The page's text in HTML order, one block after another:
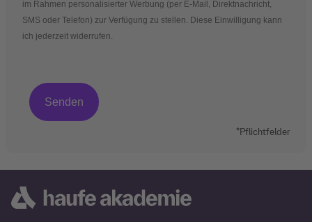
im Rahmen personalisierter Werbung (per E-Mail, Direktnachricht,
SMS oder Telefon) zur Verfügung zu stellen. Diese Einwilligung kann
ich jederzeit widerrufen.
*Pflichtfelder